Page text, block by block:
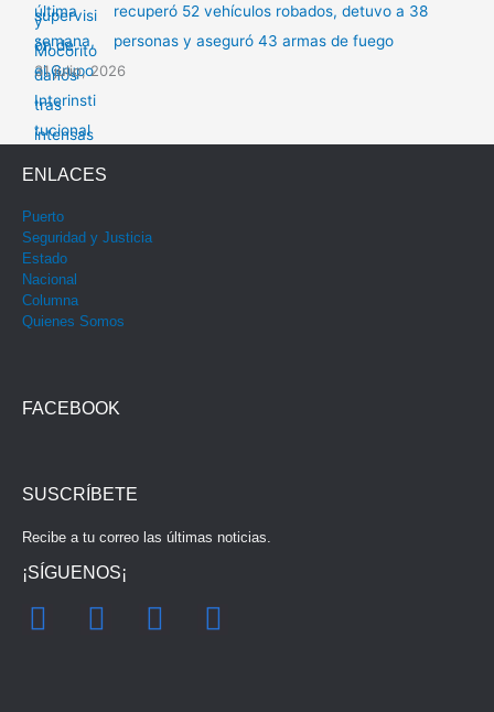
recuperó 52 vehículos robados, detuvo a 38
personas y aseguró 43 armas de fuego
31 julio, 2026
ENLACES
Puerto
Seguridad y Justicia
Estado
Nacional
Columna
Quienes Somos
FACEBOOK
SUSCRÍBETE
Recibe a tu correo las últimas noticias.
¡SÍGUENOS¡
F
I
Y
T